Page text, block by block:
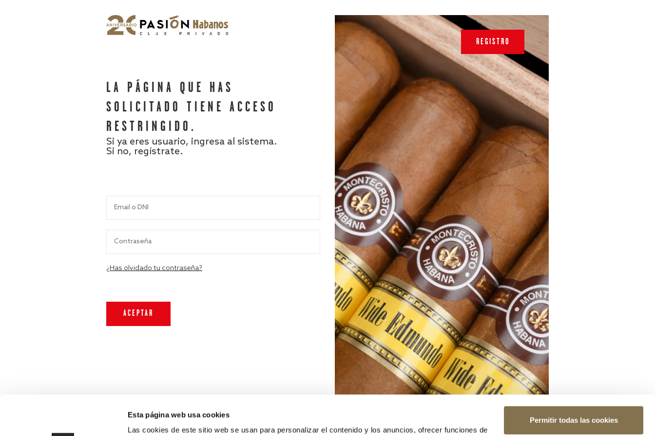
Esta página web usa cookies
Las cookies de este sitio web se usan para personalizar el contenido y los anuncios, ofrecer funciones de
Permitir todas las cookies
LA PÁGINA QUE HAS
SOLICITADO TIENE ACCESO
RESTRINGIDO.
Si ya eres usuario, ingresa al sistema.
Si no, regístrate.
¿Has olvidado tu contraseña?
REGISTRO